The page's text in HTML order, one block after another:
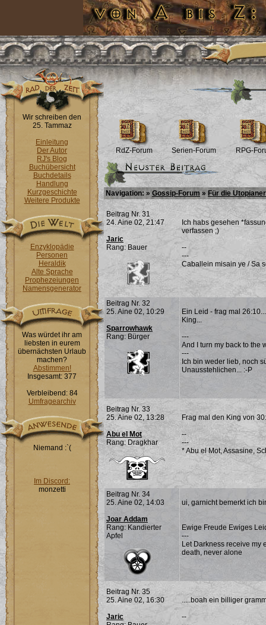
Wir schreiben den
25. Tammaz
Einleitung
Der Autor
RJ's Blog
Buchübersicht
Buchdetails
Handlung
Kurzgeschichte
Weitere Produkte
Enzyklopädie
Personen
Heraldik
Alte Sprache
Prophezeiungen
Namensgenerator
Was würdet ihr am
liebsten in eurem
übernächsten Urlaub
machen?
Abstimmen!
Insgesamt: 377
Verbleibend: 84
Umfragearchiv
Niemand :`(
Im Discord:
monzetti
RdZ-Forum Serien-Forum RPG-
Navigation: » Gossip-Forum » Für die Utopianer
Beitrag Nr. 31
24. Aine 02, 21:47
Jaric
Rang: Bauer
Ich habs gesehen
verfassen ;)
--
---
Caballein misain ye / Sa
Beitrag Nr. 32
25. Aine 02, 10:29
Sparrowhawk
Rang: Bürger
Ein Leid - frag mal
King...
---
And I turn my back to the
---
Ich bin weder lieb, noch
Unausstehlichen... :-P
Beitrag Nr. 33
25. Aine 02, 13:28
Abu el Mot
Rang: Dragkhar
Frag mal den King von
--
---
* Abu el Mot, Assasine,
Beitrag Nr. 34
25. Aine 02, 14:03
Joar Addam
Rang: Kandierter
Apfel
ui, garnicht bemerkt ich
Ewige Freude Ewiges
---
Let Darkness receive my
death, never alone
Beitrag Nr. 35
25. Aine 02, 16:30
Jaric
.....boah ein billiger
--